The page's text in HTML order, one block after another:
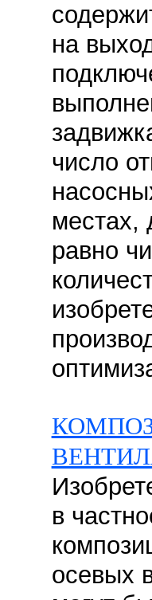
на
число
местах,
равно
в
осевых